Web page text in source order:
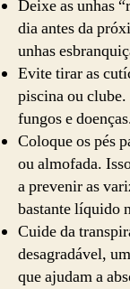
Deixe as unhas
dia antes da
unhas
Evite tirar as
piscina ou
fungos e
Coloque os pés
ou almofada.
a prevenir as
bastante líquido
Cuide da
desagradável,
que ajudam a